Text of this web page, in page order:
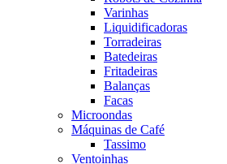
Varinhas
Liquidificadoras
Torradeiras
Batedeiras
Fritadeiras
Balanças
Facas
Microondas
Máquinas de Café
Tassimo
Ventoinhas